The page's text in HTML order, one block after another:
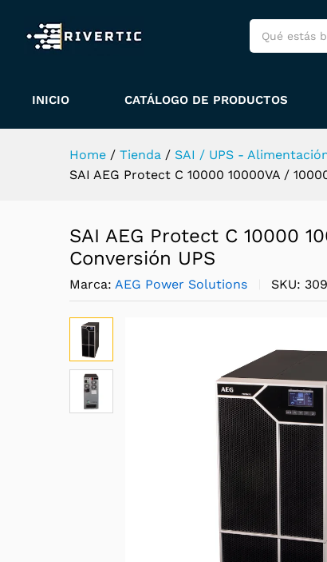
INICIO CATÁLOGO DE PRODUCTOS
Home / Tienda / SAI / UPS -
SAI AEG Protect C 10000 10000VA /
SAI AEG Protect C 10000
Conversión UPS
Marca: AEG Power Solutions SKU:
Envío y
Más productos
Política de